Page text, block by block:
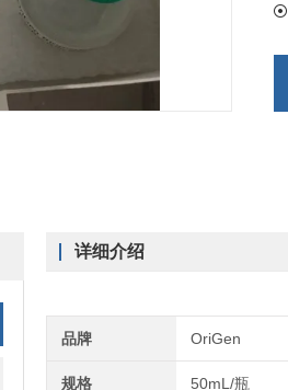
详细介绍
品牌 OriGen
规格 50mL/瓶